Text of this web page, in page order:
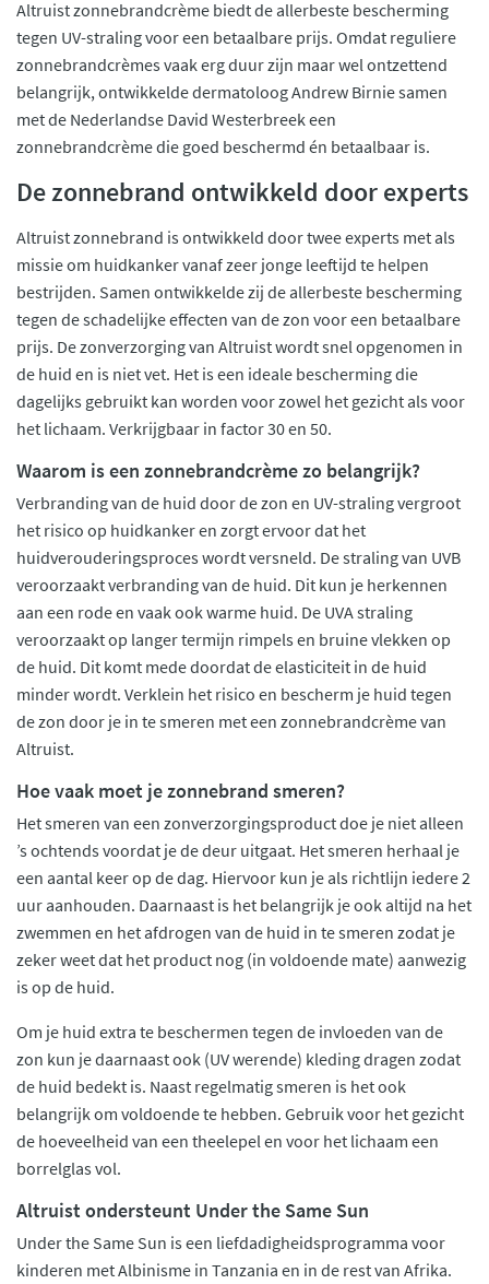
Altruist zonnebrandcrème biedt de allerbeste bescherming
tegen UV-straling voor een betaalbare prijs. Omdat reguliere
zonnebrandcrèmes vaak erg duur zijn maar wel ontzettend
belangrijk, ontwikkelde dermatoloog Andrew Birnie samen
met de Nederlandse David Westerbreek een
zonnebrandcrème die goed beschermd én betaalbaar is.
De zonnebrand ontwikkeld door experts
Altruist zonnebrand is ontwikkeld door twee experts met als
missie om huidkanker vanaf zeer jonge leeftijd te helpen
bestrijden. Samen ontwikkelde zij de allerbeste bescherming
tegen de schadelijke effecten van de zon voor een betaalbare
prijs. De zonverzorging van Altruist wordt snel opgenomen in
de huid en is niet vet. Het is een ideale bescherming die
dagelijks gebruikt kan worden voor zowel het gezicht als voor
het lichaam. Verkrijgbaar in factor 30 en 50.
Waarom is een zonnebrandcrème zo belangrijk?
Verbranding van de huid door de zon en UV-straling vergroot
het risico op huidkanker en zorgt ervoor dat het
huidverouderingsproces wordt versneld. De straling van UVB
veroorzaakt verbranding van de huid. Dit kun je herkennen
aan een rode en vaak ook warme huid. De UVA straling
veroorzaakt op langer termijn rimpels en bruine vlekken op
de huid. Dit komt mede doordat de elasticiteit in de huid
minder wordt. Verklein het risico en bescherm je huid tegen
de zon door je in te smeren met een zonnebrandcrème van
Altruist.
Hoe vaak moet je zonnebrand smeren?
Het smeren van een zonverzorgingsproduct doe je niet alleen
’s ochtends voordat je de deur uitgaat. Het smeren herhaal je
een aantal keer op de dag. Hiervoor kun je als richtlijn iedere 2
uur aanhouden. Daarnaast is het belangrijk je ook altijd na het
zwemmen en het afdrogen van de huid in te smeren zodat je
zeker weet dat het product nog (in voldoende mate) aanwezig
is op de huid.
Om je huid extra te beschermen tegen de invloeden van de
zon kun je daarnaast ook (UV werende) kleding dragen zodat
de huid bedekt is. Naast regelmatig smeren is het ook
belangrijk om voldoende te hebben. Gebruik voor het gezicht
de hoeveelheid van een theelepel en voor het lichaam een
borrelglas vol.
Altruist ondersteunt Under the Same Sun
Under the Same Sun is een liefdadigheidsprogramma voor
kinderen met Albinisme in Tanzania en in de rest van Afrika.